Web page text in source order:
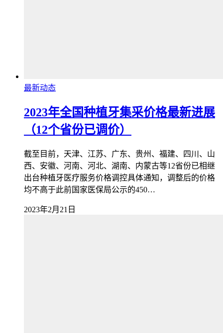
最新动态
2023年全国种植牙集采价格最新进展
（12个省份已调价）
截至目前，天津、江苏、广东、贵州、福建、四川、山
西、安徽、河南、河北、湖南、内蒙古等12省份已相继
出台种植牙医疗服务价格调控具体通知，调整后的价格
均不高于此前国家医保局公示的450…
2023年2月21日